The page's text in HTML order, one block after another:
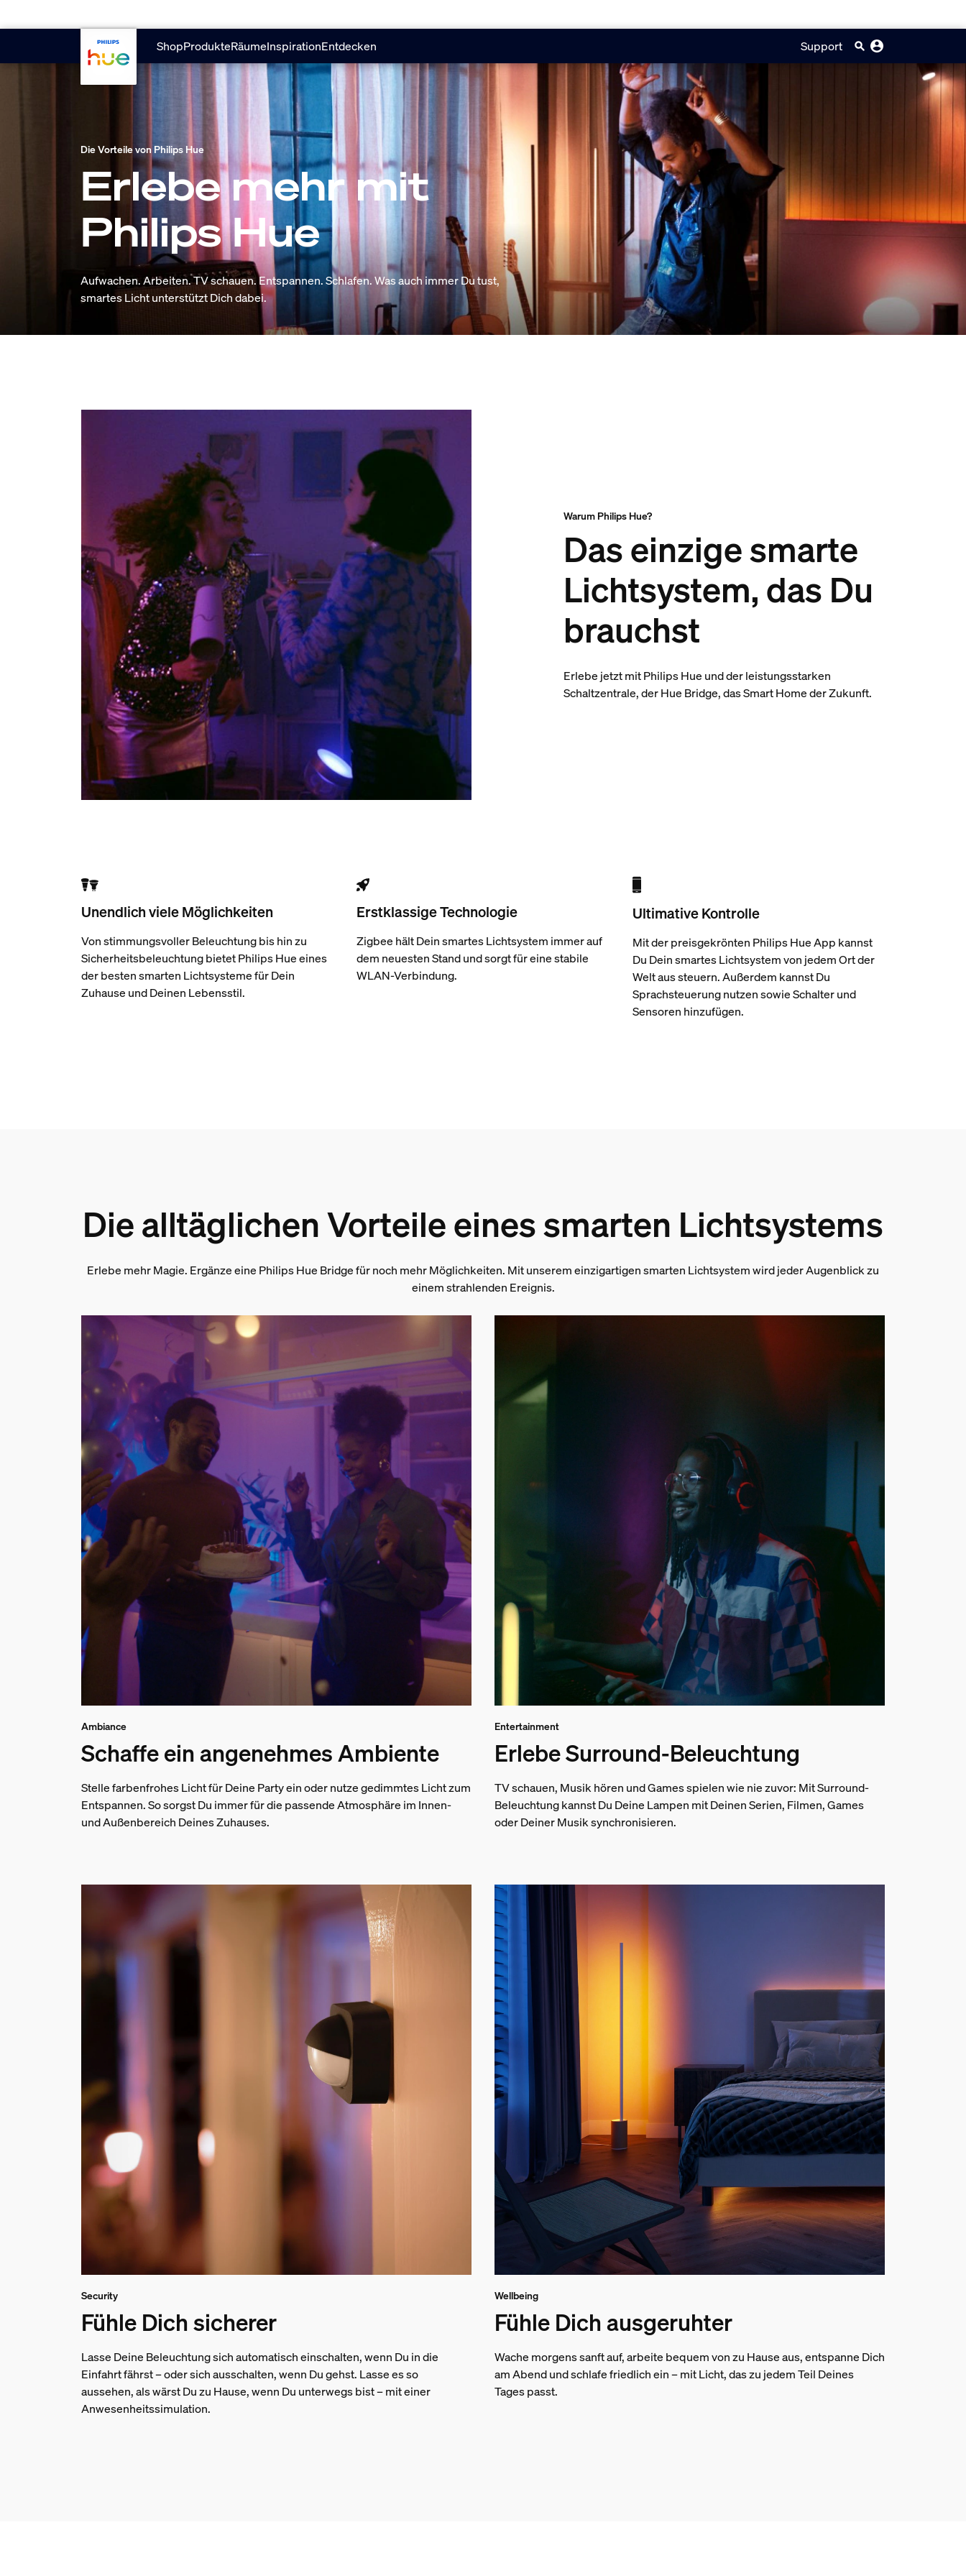
ShopProdukteRäumeInspirationEntdecken Support
Die Vorteile von Philips Hue
Erlebe mehr mit
Philips Hue
Aufwachen. Arbeiten. TV schauen. Entspannen. Schlafen. Was auch immer Du tust,
smartes Licht unterstützt Dich dabei.
Warum Philips Hue?
Das einzige smarte
Lichtsystem, das Du
brauchst
Erlebe jetzt mit Philips Hue und der leistungsstarken
Schaltzentrale, der Hue Bridge, das Smart Home der Zukunft.
Unendlich viele Möglichkeiten
Von stimmungsvoller Beleuchtung bis hin zu
Sicherheitsbeleuchtung bietet Philips Hue eines
der besten smarten Lichtsysteme für Dein
Zuhause und Deinen Lebensstil.
Erstklassige Technologie
Zigbee hält Dein smartes Lichtsystem immer auf
dem neuesten Stand und sorgt für eine stabile
WLAN-Verbindung.
Ultimative Kontrolle
Mit der preisgekrönten Philips Hue App kannst
Du Dein smartes Lichtsystem von jedem Ort der
Welt aus steuern. Außerdem kannst Du
Sprachsteuerung nutzen sowie Schalter und
Sensoren hinzufügen.
Die alltäglichen Vorteile eines smarten Lichtsystems
Erlebe mehr Magie. Ergänze eine Philips Hue Bridge für noch mehr Möglichkeiten. Mit unserem einzigartigen smarten Lichtsystem wird jeder Augenblick zu
einem strahlenden Ereignis.
Ambiance
Schaffe ein angenehmes Ambiente
Stelle farbenfrohes Licht für Deine Party ein oder nutze gedimmtes Licht zum
Entspannen. So sorgst Du immer für die passende Atmosphäre im Innen-
und Außenbereich Deines Zuhauses.
Entertainment
Erlebe Surround-Beleuchtung
TV schauen, Musik hören und Games spielen wie nie zuvor: Mit Surround-
Beleuchtung kannst Du Deine Lampen mit Deinen Serien, Filmen, Games
oder Deiner Musik synchronisieren.
Security
Fühle Dich sicherer
Lasse Deine Beleuchtung sich automatisch einschalten, wenn Du in die
Einfahrt fährst – oder sich ausschalten, wenn Du gehst. Lasse es so
aussehen, als wärst Du zu Hause, wenn Du unterwegs bist – mit einer
Anwesenheitssimulation.
Wellbeing
Fühle Dich ausgeruhter
Wache morgens sanft auf, arbeite bequem von zu Hause aus, entspanne Dich
am Abend und schlafe friedlich ein – mit Licht, das zu jedem Teil Deines
Tages passt.